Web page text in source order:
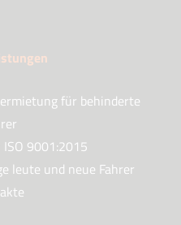
für behinderte
9001:2015
leute und neue Fahrer